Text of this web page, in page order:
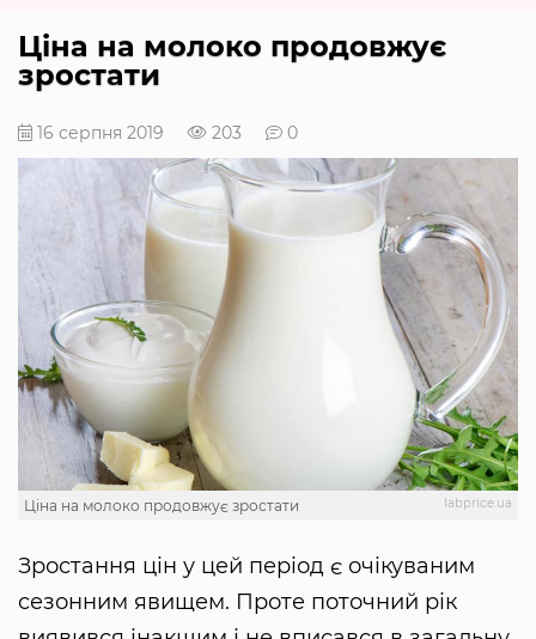
Ціна на молоко продовжує
зростати
16 серпня 2019 203 0
labprice.ua
Ціна на молоко продовжує зростати
Зростання цін у цей період є очікуваним
сезонним явищем. Проте поточний рік